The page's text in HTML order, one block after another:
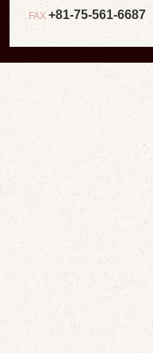
FAX +81-75-561-6687